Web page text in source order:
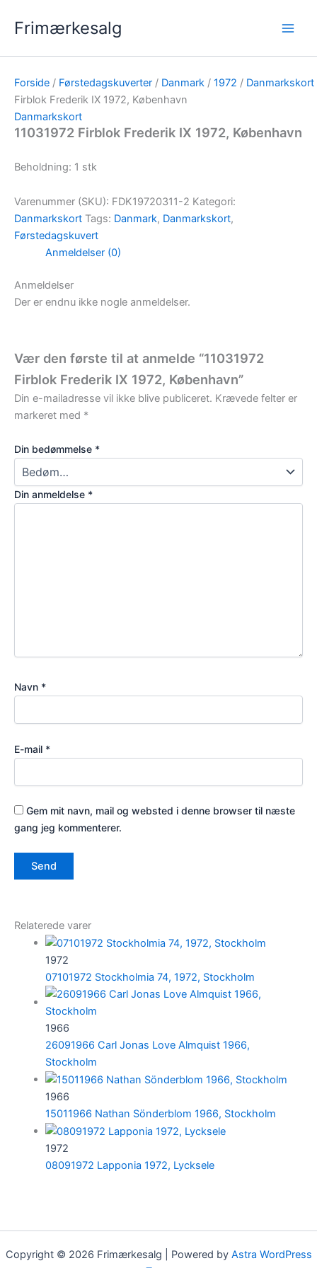
Frimærkesalg
Forside / Førstedagskuverter / Danmark / 1972 / Danmarkskort
Firblok Frederik IX 1972, København
Danmarkskort
11031972 Firblok Frederik IX 1972, København
Beholdning: 1 stk
Varenummer (SKU): FDK19720311-2 Kategori:
Danmarkskort Tags: Danmark, Danmarkskort,
Førstedagskuvert
Anmeldelser (0)
Anmeldelser
Der er endnu ikke nogle anmeldelser.
Vær den første til at anmelde “11031972
Firblok Frederik IX 1972, København”
Din e-mailadresse vil ikke blive publiceret. Krævede felter er
markeret med *
Din bedømmelse *
Din anmeldelse *
Navn *
E-mail *
Gem mit navn, mail og websted i denne browser til næste
gang jeg kommenterer.
Relaterede varer
1972
07101972 Stockholmia 74, 1972, Stockholm
1966
26091966 Carl Jonas Love Almquist 1966,
Stockholm
1966
15011966 Nathan Sönderblom 1966, Stockholm
1972
08091972 Lapponia 1972, Lycksele
Copyright © 2026 Frimærkesalg | Powered by Astra WordPress